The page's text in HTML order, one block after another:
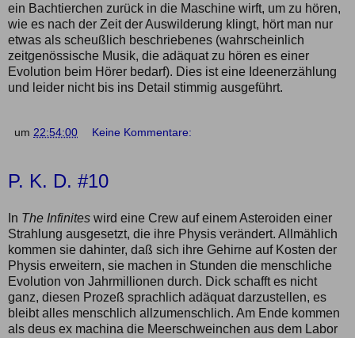
ein Bachtierchen zurück in die Maschine wirft, um zu hören,
wie es nach der Zeit der Auswilderung klingt, hört man nur
etwas als scheußlich beschriebenes (wahrscheinlich
zeitgenössische Musik, die adäquat zu hören es einer
Evolution beim Hörer bedarf). Dies ist eine Ideenerzählung
und leider nicht bis ins Detail stimmig ausgeführt.
um 22:54:00 Keine Kommentare:
P. K. D. #10
In The Infinites wird eine Crew auf einem Asteroiden einer
Strahlung ausgesetzt, die ihre Physis verändert. Allmählich
kommen sie dahinter, daß sich ihre Gehirne auf Kosten der
Physis erweitern, sie machen in Stunden die menschliche
Evolution von Jahrmillionen durch. Dick schafft es nicht
ganz, diesen Prozeß sprachlich adäquat darzustellen, es
bleibt alles menschlich allzumenschlich. Am Ende kommen
als deus ex machina die Meerschweinchen aus dem Labor